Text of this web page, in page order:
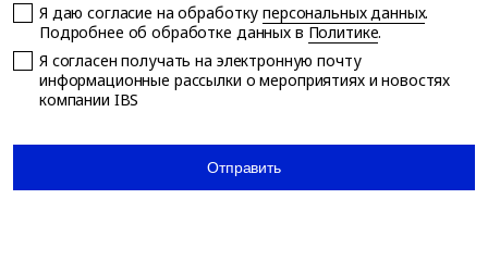
Я даю согласие на обработкуперсональных данных.
Подробнее об обработке данных в Политике.
Я согласен получать на электронную почту
информационные рассылки о мероприятиях и новостях
компании IBS
Отправить